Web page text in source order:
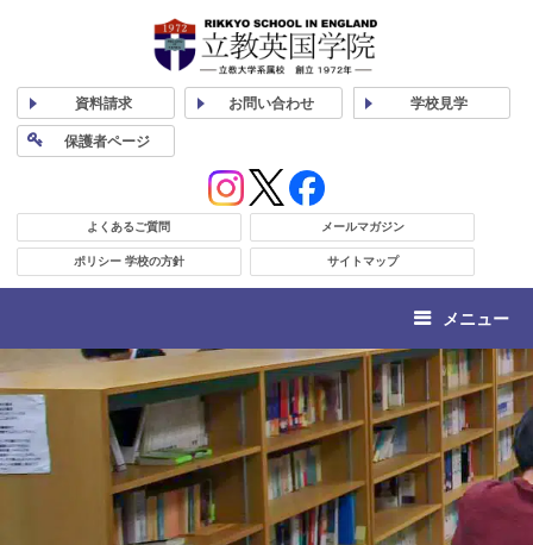
資料請求 お問い合わせ 学校見学
保護者ページ
よくあるご質問 メールマガジン
ポリシー 学校の方針 サイトマップ
メニュー